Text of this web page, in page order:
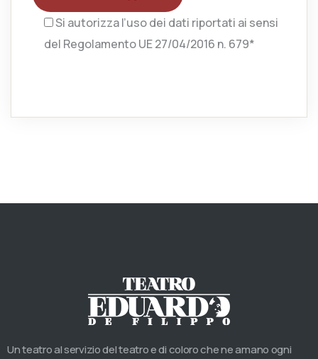
Si autorizza l’uso dei dati riportati ai sensi
del Regolamento UE 27/04/2016 n. 679*
Un teatro al servizio del teatro e di coloro che ne amano ogni